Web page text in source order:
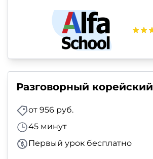
Разговорный корейский
от 956 руб.
45 минут
Первый урок бесплатно
Прочее
Репетиторы
Тесты
на
профориентацию